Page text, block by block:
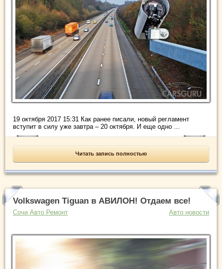
19 октября 2017 15:31 Как ранее писали, новый регламент
вступит в силу уже завтра – 20 октября. И еще одно ...
Читать запись полностью
Volkswagen Tiguan в АВИЛОН! Отдаем все!
Сочи Авто Ремонт Авто новости